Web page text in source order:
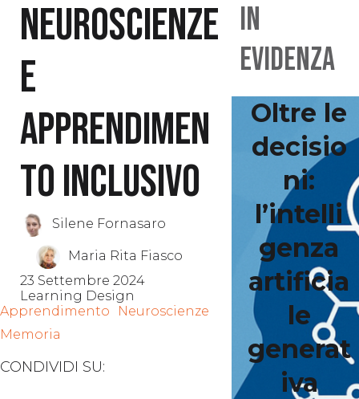
Neuroscienze
e
apprendimen
to inclusivo
Silene Fornasaro
Maria Rita Fiasco
23 Settembre 2024
Learning Design
Apprendimento
Neuroscienze
Memoria
CONDIVIDI SU:
IN
EVIDENZA
Oltre le
decisio
ni:
l’intelli
genza
artificia
le
generat
iva